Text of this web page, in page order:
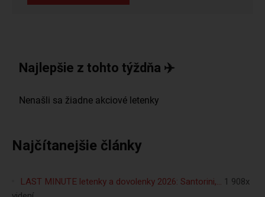
Najlepšie z tohto týždňa ✈️
Najčítanejšie články
LAST MINUTE letenky a dovolenky 2026: Santorini,… 1 908x